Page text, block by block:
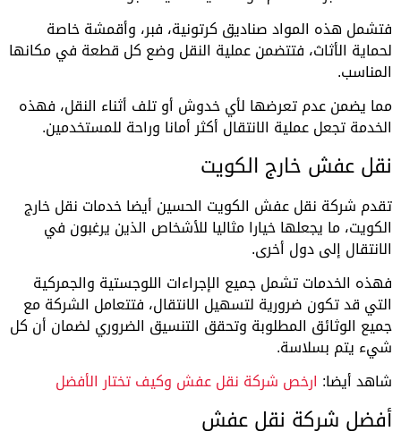
فتشمل هذه المواد صناديق كرتونية، فبر، وأقمشة خاصة
لحماية الأثاث، فتتضمن عملية النقل وضع كل قطعة في مكانها
المناسب.
مما يضمن عدم تعرضها لأي خدوش أو تلف أثناء النقل، فهذه
الخدمة تجعل عملية الانتقال أكثر أمانا وراحة للمستخدمين.
نقل عفش خارج الكويت
تقدم شركة نقل عفش الكويت الحسين أيضا خدمات نقل خارج
الكويت، ما يجعلها خيارا مثاليا للأشخاص الذين يرغبون في
الانتقال إلى دول أخرى.
فهذه الخدمات تشمل جميع الإجراءات اللوجستية والجمركية
التي قد تكون ضرورية لتسهيل الانتقال، فتتعامل الشركة مع
جميع الوثائق المطلوبة وتحقق التنسيق الضروري لضمان أن كل
شيء يتم بسلاسة.
شاهد أيضا: ارخص شركة نقل عفش وكيف تختار الأفضل
أفضل شركة نقل عفش